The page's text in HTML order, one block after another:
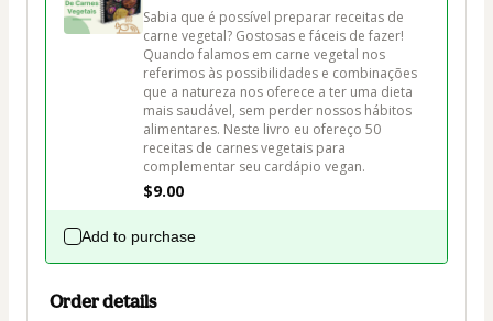
Sabia que é possível preparar receitas de
carne vegetal? Gostosas e fáceis de fazer!
Quando falamos em carne vegetal nos
referimos às possibilidades e combinações
que a natureza nos oferece a ter uma dieta
mais saudável, sem perder nossos hábitos
alimentares. Neste livro eu ofereço 50
receitas de carnes vegetais para
complementar seu cardápio vegan.
$9.00
Add to purchase
Order details